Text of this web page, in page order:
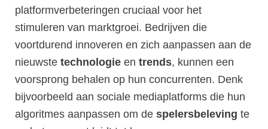
platformverbeteringen cruciaal voor het
stimuleren van marktgroei. Bedrijven die
voortdurend innoveren en zich aanpassen aan de
nieuwste technologie en trends, kunnen een
voorsprong behalen op hun concurrenten. Denk
bijvoorbeeld aan sociale mediaplatforms die hun
algoritmes aanpassen om de spelersbeleving te